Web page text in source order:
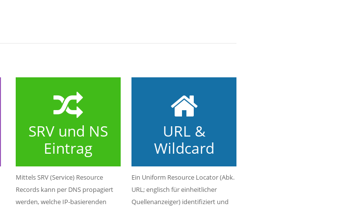
SRV und NS
Eintrag
Mittels SRV (Service) Resource
Records kann per DNS propagiert
werden, welche IP-basierenden
URL &
Wildcard
Ein Uniform Resource Locator (Abk.
URL; englisch für einheitlicher
Quellenanzeiger) identifiziert und